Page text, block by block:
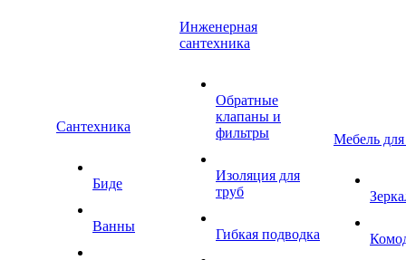
Сантехника
Биде
Ванны
Инженерная
сантехника
Обратные
клапаны и
фильтры
Изоляция для
труб
Гибкая подводка
Мебель